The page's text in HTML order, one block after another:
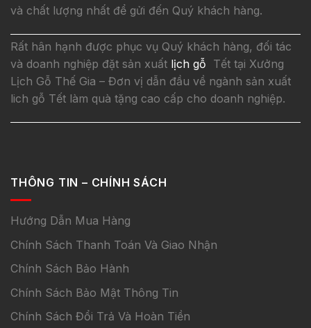
và chất lượng nhất để gửi đến Quý khách hàng.
Rất hân hạnh được phục vụ Quý khách hàng, đối tác
và doanh nghiệp đặt sản xuất lịch gỗ Tết tại Xưởng
Lịch Gỗ Thế Gia – Đơn vị dẫn đầu về ngành sản xuất
lich gỗ Tết làm quà tặng cao cấp cho doanh nghiệp.
THÔNG TIN – CHÍNH SÁCH
Hướng Dẫn Mua Hàng
Chính Sách Thanh Toán Và Giao Nhận
Chính Sách Bảo Hành
Chính Sách Bảo Mật Thông Tin
Chính Sách Đổi Trả Và Hoàn Tiền